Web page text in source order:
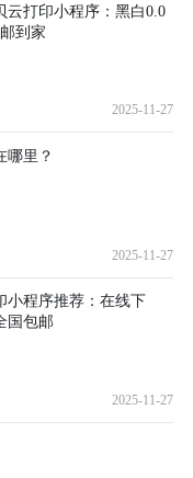
云打印小程序：黑白0.0
到家
2025-11-27
哪里？
2025-11-27
小程序推荐：在线下
国包邮
2025-11-27